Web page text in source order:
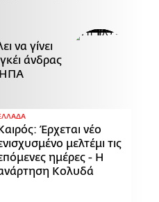
να γίνει
άνδρας
ΗΠΑ
Έρχεται νέο
μελτέμι τις
ημέρες - Η
Κολυδά